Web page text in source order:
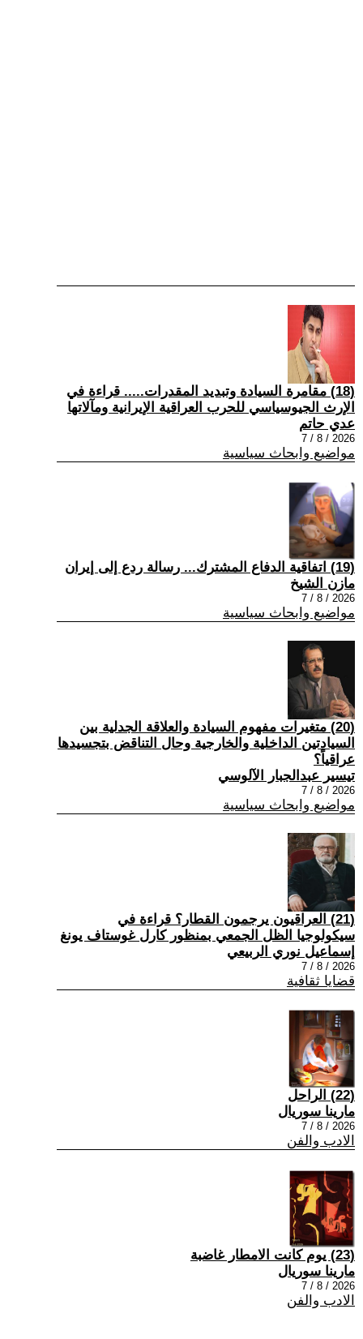
(18) مقامرة السيادة وتبديد المقدرات..... قراءة في
الإرث الجيوسياسي للحرب العراقية الإيرانية ومآلاتها
عدي حاتم
2026 / 8 / 7
مواضيع وابحاث سياسية
(19) اتفاقية الدفاع المشترك... رسالة ردع إلى إيران
مازن الشيخ
2026 / 8 / 7
مواضيع وابحاث سياسية
(20) متغيرات مفهوم السيادة والعلاقة الجدلية بين
السيادتين الداخلية والخارجية وحال التناقض بتجسيدها
عراقياً؟
تيسير عبدالجبار الآلوسي
2026 / 8 / 7
مواضيع وابحاث سياسية
(21) العراقيون يرجمون القطار؟ قراءة في
سيكولوجيا الظل الجمعي بمنظور كارل غوستاف يونغ
إسماعيل نوري الربيعي
2026 / 8 / 7
قضايا ثقافية
(22) الراحل
مارينا سوريال
2026 / 8 / 7
الادب والفن
(23) يوم كانت الامطار غاضبة
مارينا سوريال
2026 / 8 / 7
الادب والفن